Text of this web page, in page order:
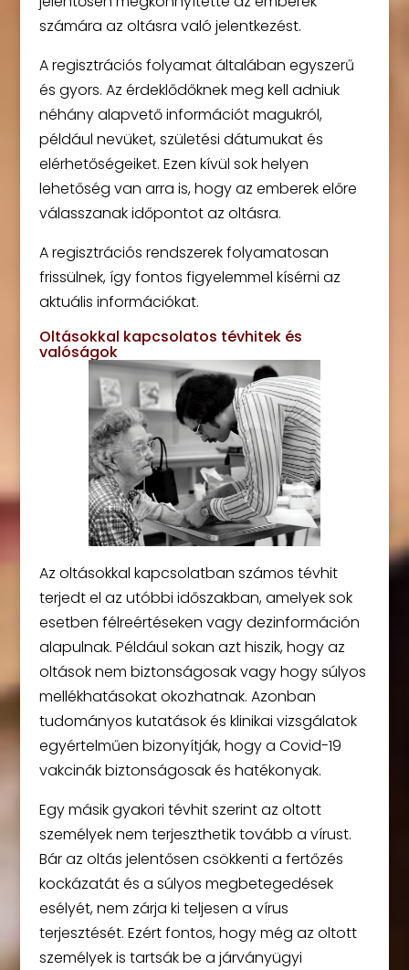
számára az oltásra való jelentkezést.
A regisztrációs folyamat általában egyszerű
és gyors. Az érdeklődőknek meg kell adniuk
néhány alapvető információt magukról,
például nevüket, születési dátumukat és
elérhetőségeiket. Ezen kívül sok helyen
lehetőség van arra is, hogy az emberek előre
válasszanak időpontot az oltásra.
A regisztrációs rendszerek folyamatosan
frissülnek, így fontos figyelemmel kísérni az
aktuális információkat.
Oltásokkal kapcsolatos tévhitek és
valóságok
Az oltásokkal kapcsolatban számos tévhit
terjedt el az utóbbi időszakban, amelyek sok
esetben félreértéseken vagy dezinformáción
alapulnak. Például sokan azt hiszik, hogy az
oltások nem biztonságosak vagy hogy súlyos
mellékhatásokat okozhatnak. Azonban
tudományos kutatások és klinikai vizsgálatok
egyértelműen bizonyítják, hogy a Covid-19
vakcinák biztonságosak és hatékonyak.
Egy másik gyakori tévhit szerint az oltott
személyek nem terjeszthetik tovább a vírust.
Bár az oltás jelentősen csökkenti a fertőzés
kockázatát és a súlyos megbetegedések
esélyét, nem zárja ki teljesen a vírus
terjesztését. Ezért fontos, hogy még az oltott
személyek is tartsák be a járványügyi